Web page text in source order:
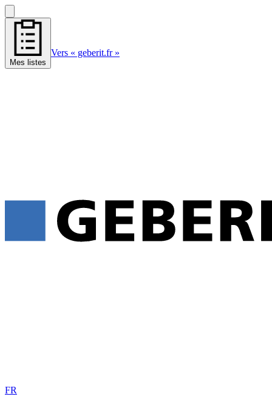
Mes listes
Vers « geberit.fr »
FR